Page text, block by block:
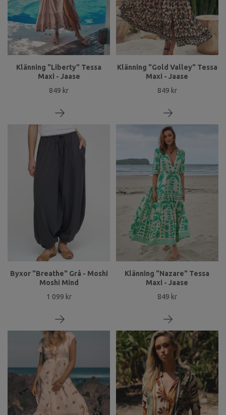
Klänning "Liberty" Tessa
Maxi - Jaase
849 kr
Klänning "Gold Valley" Tessa
Maxi - Jaase
849 kr
Byxor "Breathe" Grå - Moshi
Moshi Mind
1 099 kr
Klänning "Nazare" Tessa
Maxi - Jaase
849 kr